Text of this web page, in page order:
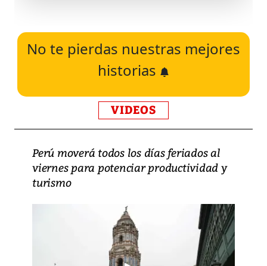
No te pierdas nuestras mejores
historias
VIDEOS
Perú moverá todos los días feriados al
viernes para potenciar productividad y
turismo